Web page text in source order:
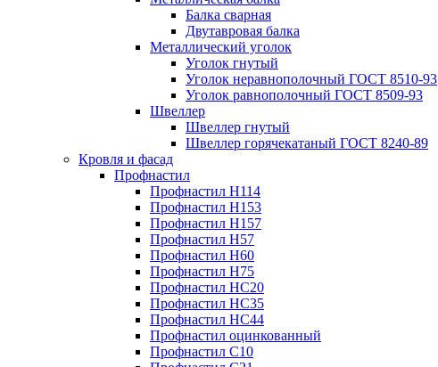
Балка сварная
Двутавровая балка
Металлический уголок
Уголок гнутый
Уголок неравнополочный ГОСТ 8510-93
Уголок равнополочный ГОСТ 8509-93
Швеллер
Швеллер гнутый
Швеллер горячекатаный ГОСТ 8240-89
Кровля и фасад
Профнастил
Профнастил Н114
Профнастил Н153
Профнастил Н157
Профнастил Н57
Профнастил Н60
Профнастил Н75
Профнастил НС20
Профнастил НС35
Профнастил НС44
Профнастил оцинкованный
Профнастил С10